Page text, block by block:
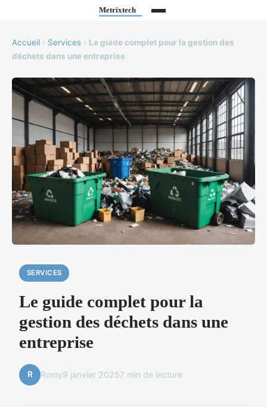
Accueil › Services › Le guide complet pour la gestion des
déchets dans une entreprise
SERVICES
Le guide complet pour la
gestion des déchets dans une
entreprise
R Romy9 janvier 20257 min de lecture